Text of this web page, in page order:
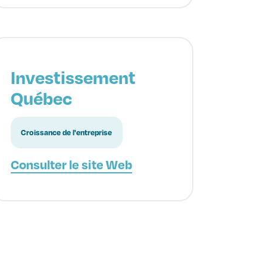
Investissement
Québec
Croissance de l'entreprise
Consulter le site Web